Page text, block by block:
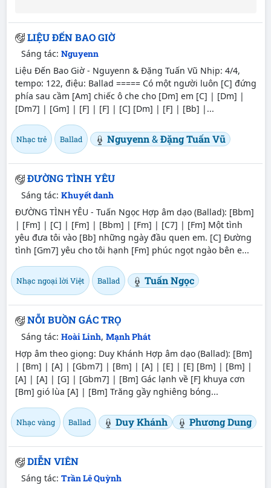
LIỆU ĐẾN BAO GIỜ
Sáng tác: Nguyenn
Liệu Đến Bao Giờ - Nguyenn & Đặng Tuấn Vũ Nhịp: 4/4,
tempo: 122, điệu: Ballad ===== Có một người luôn [C] đứng
phía sau cầm [Am] chiếc ô che cho [Dm] em [C] | [Dm] |
[Dm7] | [Gm] | [F] | [F] | [C] [Dm] | [F] | [Bb] |...
Nhạc trẻ Ballad Nguyenn&Đặng Tuấn Vũ
ĐƯỜNG TÌNH YÊU
Sáng tác: Khuyết danh
ĐƯỜNG TÌNH YÊU - Tuấn Ngọc Hợp âm dạo (Ballad): [Bbm]
| [Fm] | [C] | [Fm] | [Bbm] | [Fm] | [C7] | [Fm] Một tình
yêu đưa tôi vào [Bb] những ngày đầu quen em. [C] Đường
tình [Gm7] yêu cho tôi hạnh [Fm] phúc ngọt ngào bên e...
Nhạc ngoại lời Việt Ballad Tuấn Ngọc
NỖI BUỒN GÁC TRỌ
Sáng tác: Hoài Linh, Mạnh Phát
Hợp âm theo giọng: Duy Khánh Hợp âm dạo (Ballad): [Bm]
| [Bm] | [A] | [Gbm7] | [Bm] | [A] | [E] | [E] [Bm] | [Bm] |
[A] | [A] | [G] | [Gbm7] | [Bm] Gác lạnh về [F] khuya cơn
[Bm] gió lùa [A] | [Bm] Trăng gầy nghiêng bóng...
Nhạc vàng Ballad Duy Khánh Phương Dung
DIỄN VIÊN
Sáng tác: Trần Lê Quỳnh